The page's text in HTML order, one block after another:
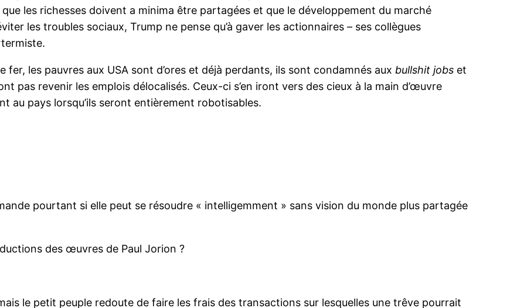
les richesses doivent a minima être partagées et que le développement du marché
les troubles sociaux, Trump ne pense qu’à gaver les actionnaires – ses collègues
fer, les pauvres aux USA sont d’ores et déjà perdants, ils sont condamnés aux bullshit jobs et
pas revenir les emplois délocalisés. Ceux-ci s’en iront vers des cieux à la main d’œuvre
au pays lorsqu’ils seront entièrement robotisables.
pourtant si elle peut se résoudre « intelligemment » sans vision du monde plus partagée
des œuvres de Paul Jorion ?
le petit peuple redoute de faire les frais des transactions sur lesquelles une trêve pourrait